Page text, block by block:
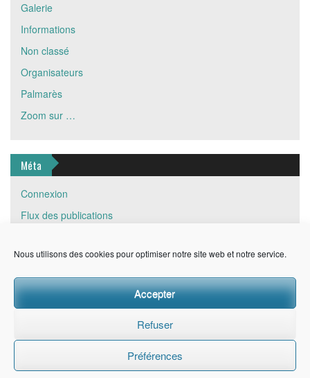
Nous utilisons des cookies pour optimiser notre site web et notre service.
Accepter
Refuser
Préférences
Galerie
Informations
Non classé
Organisateurs
Palmarès
Zoom sur …
Méta
Connexion
Flux des publications
Site de WordPress-FR
© CDR06 Built withWordPressandWP FanZone